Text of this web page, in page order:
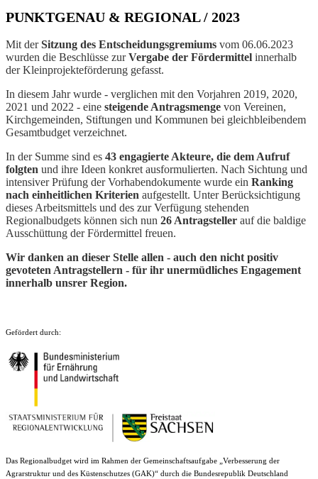
PUNKTGENAU & REGIONAL / 2023
Mit derSitzung des Entscheidungsgremiums vom 06.06.2023
wurden die Beschlüsse zurVergabe der Fördermittel innerhalb
der Kleinprojekteförderung gefasst.
In diesem Jahr wurde - verglichen mit den Vorjahren 2019, 2020,
2021 und 2022 - eine steigende Antragsmenge von Vereinen,
Kirchgemeinden, Stiftungen und Kommunen bei gleichbleibendem
Gesamtbudget verzeichnet.
In der Summe sind es 43 engagierte Akteure, die dem Aufruf
folgten und ihre Ideen konkret ausformulierten. Nach Sichtung und
intensiver Prüfung der Vorhabendokumente wurde ein Ranking
nach einheitlichen Kriterien aufgestellt. Unter Berücksichtigung
dieses Arbeitsmittels und des zur Verfügung stehenden
Regionalbudgets können sich nun 26 Antragsteller auf die baldige
Ausschüttung der Fördermittel freuen.
Wir danken an dieser Stelle allen - auch den nicht positiv
gevoteten Antragstellern - für ihr unermüdliches Engagement
innerhalb unsrer Region.
Gefördert durch:
Das Regionalbudget wird im Rahmen der Gemeinschaftsaufgabe „Verbesserung der
Agrarstruktur und des Küstenschutzes (GAK)“ durch die Bundesrepublik Deutschland